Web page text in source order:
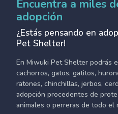
Encuentra a miles
adopción
¿Estás pensando en
Pet Shelter!
En Miwuki Pet Shelter podrás
cachorros, gatos, gatitos,
ratones, chinchillas, jerbos,
adopción procedentes de
animales o perreras de todo el